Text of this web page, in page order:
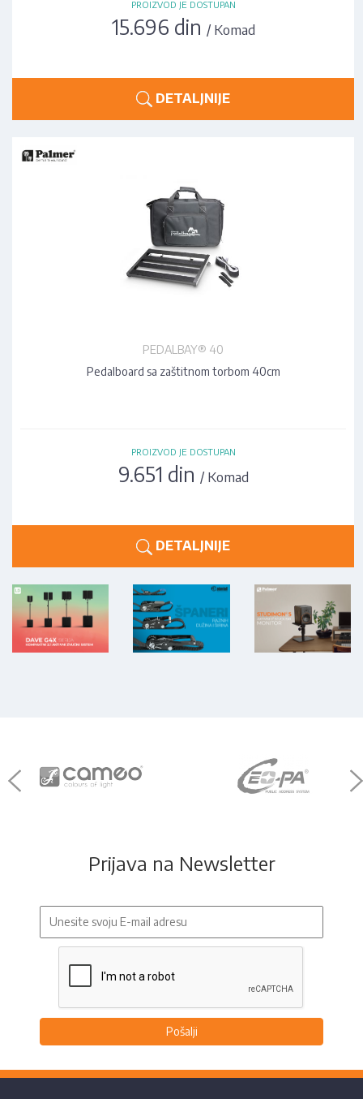
PROIZVOD JE DOSTUPAN
15.696 din / Komad
DETALJNIJE
PEDALBAY® 40
Pedalboard sa zaštitnom torbom 40cm
PROIZVOD JE DOSTUPAN
9.651 din / Komad
DETALJNIJE
Prijava na Newsletter
Pošalji